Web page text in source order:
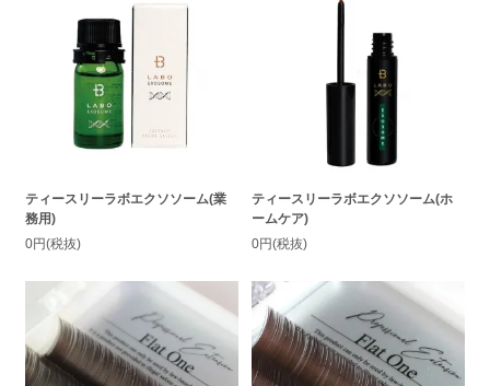
ティースリーラボエクソソーム(業
務用)
0円(税抜)
ティースリーラボエクソソーム(ホ
ームケア)
0円(税抜)